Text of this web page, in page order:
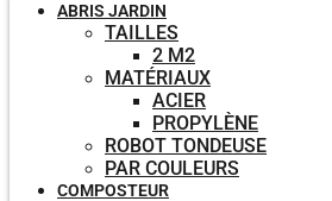
ABRIS JARDIN
TAILLES
2 M2
MATÉRIAUX
ACIER
PROPYLÈNE
ROBOT TONDEUSE
PAR COULEURS
COMPOSTEUR